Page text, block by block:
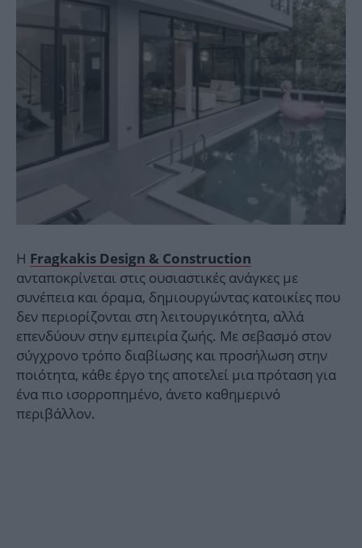
Η Fragkakis Design & Construction
ανταποκρίνεται στις ουσιαστικές ανάγκες με
συνέπεια και όραμα, δημιουργώντας κατοικίες που
δεν περιορίζονται στη λειτουργικότητα, αλλά
επενδύουν στην εμπειρία ζωής. Με σεβασμό στον
σύγχρονο τρόπο διαβίωσης και προσήλωση στην
ποιότητα, κάθε έργο της αποτελεί μια πρόταση για
ένα πιο ισορροπημένο, άνετο καθημερινό
περιβάλλον.